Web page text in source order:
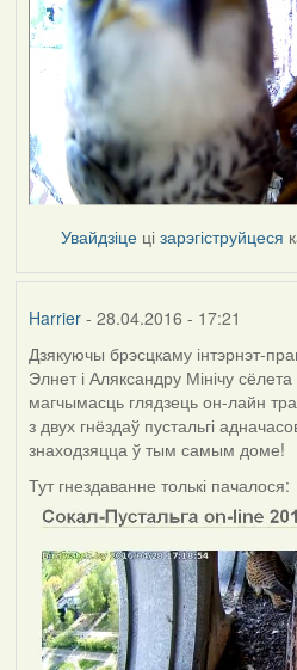
Увайдзіце цізарэгіструйцеся
Harrier- 28.04.2016 - 17:21
Дзякуючы брэсцкаму інтэрнэт-
Элнет і Аляксандру Мінічу
магчымасць глядзець он-лайн
з двух гнёздаў пустальгі
знаходзяцца ў тым самым доме!
Тут гнездаванне толькі пачалося: